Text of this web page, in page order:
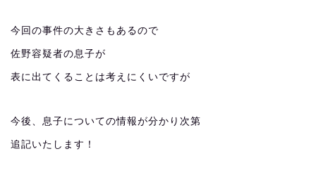
今回の事件の大きさもあるので
佐野容疑者の息子が
表に出てくることは考えにくいですが
今後、息子についての情報が分かり次第
追記いたします！